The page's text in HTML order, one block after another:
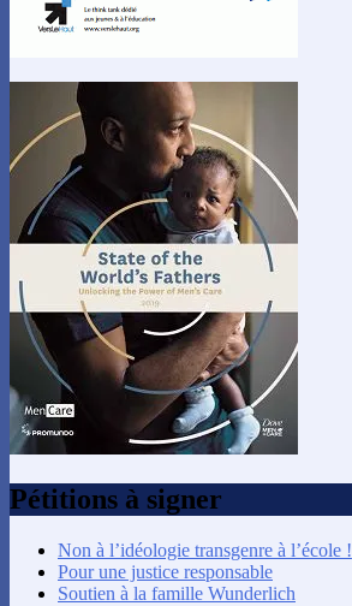
Pétitions à signer
Non à l’idéologie transgenre à l’école !
Pour une justice responsable
Soutien à la famille Wunderlich